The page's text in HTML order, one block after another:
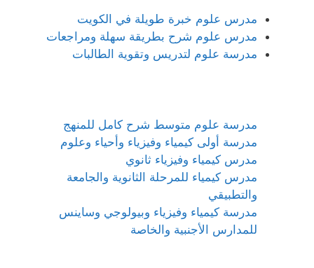
مدرس علوم خبرة طويلة في الكويت
مدرس علوم شرح بطريقة سهلة ومراجعات
مدرسة علوم لتدريس وتقوية الطالبات
مدرسة علوم متوسط شرح كامل للمنهج
مدرسة أولى كيمياء وفيزياء وأحياء وعلوم
مدرس كيمياء وفيزياء ثانوي
مدرس كيمياء للمرحلة الثانوية والجامعة
والتطبيقي
مدرسة كيمياء وفيزياء وبيولوجي وساينس
للمدارس الأجنبية والخاصة